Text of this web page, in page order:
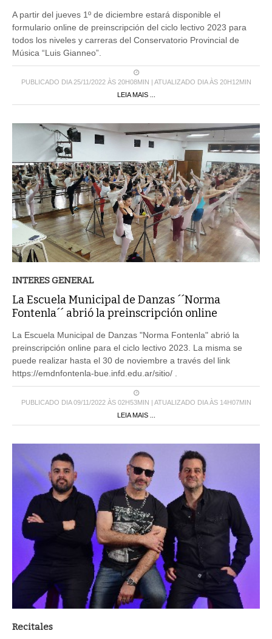
A partir del jueves 1º de diciembre estará disponible el
formulario online de preinscripción del ciclo lectivo 2023 para
todos los niveles y carreras del Conservatorio Provincial de
Música “Luis Gianneo”.
PUBLICADO DIA 25/11/2022 ÀS 20H08MIN | ATUALIZADO DIA ÀS 20H12MIN
LEIA MAIS ...
INTERES GENERAL
La Escuela Municipal de Danzas ´´Norma
Fontenla´´ abrió la preinscripción online
La Escuela Municipal de Danzas "Norma Fontenla" abrió la
preinscripción online para el ciclo lectivo 2023. La misma se
puede realizar hasta el 30 de noviembre a través del link
https://emdnfontenla-bue.infd.edu.ar/sitio/ .
PUBLICADO DIA 09/11/2022 ÀS 02H53MIN | ATUALIZADO DIA ÀS 14H07MIN
LEIA MAIS ...
Recitales